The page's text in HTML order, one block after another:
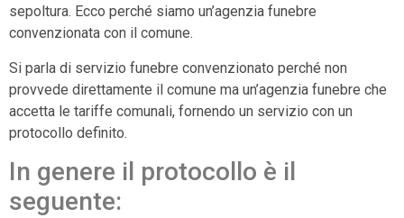
sepoltura. Ecco perché siamo un’agenzia funebre
convenzionata con il comune.
Si parla di servizio funebre convenzionato perché non
provvede direttamente il comune ma un’agenzia funebre che
accetta le tariffe comunali, fornendo un servizio con un
protocollo definito.
In genere il protocollo è il
seguente: